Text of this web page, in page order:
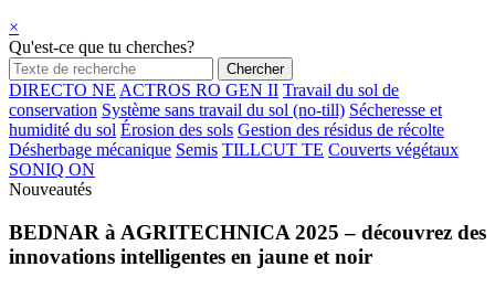
×
Qu'est-ce que tu cherches?
DIRECTO NE ACTROS RO GEN II Travail du sol de
conservation Système sans travail du sol (no-till) Sécheresse et
humidité du sol Érosion des sols Gestion des résidus de récolte
Désherbage mécanique Semis TILLCUT TE Couverts végétaux
SONIQ ON
Nouveautés
BEDNAR à AGRITECHNICA 2025 – découvrez des
innovations intelligentes en jaune et noir